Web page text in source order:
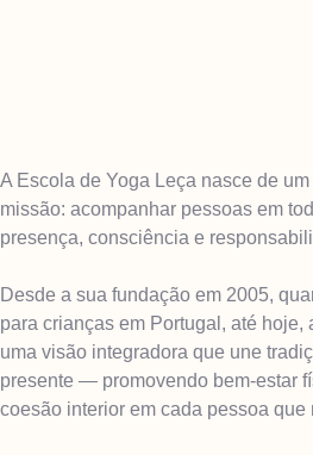
A Escola de Yoga Leça nasce de
missão: acompanhar pessoas em
presença, consciência e
Desde a sua fundação em 2005,
para crianças em Portugal, até
uma visão integradora que une
presente — promovendo bem-estar
coesão interior em cada pessoa que